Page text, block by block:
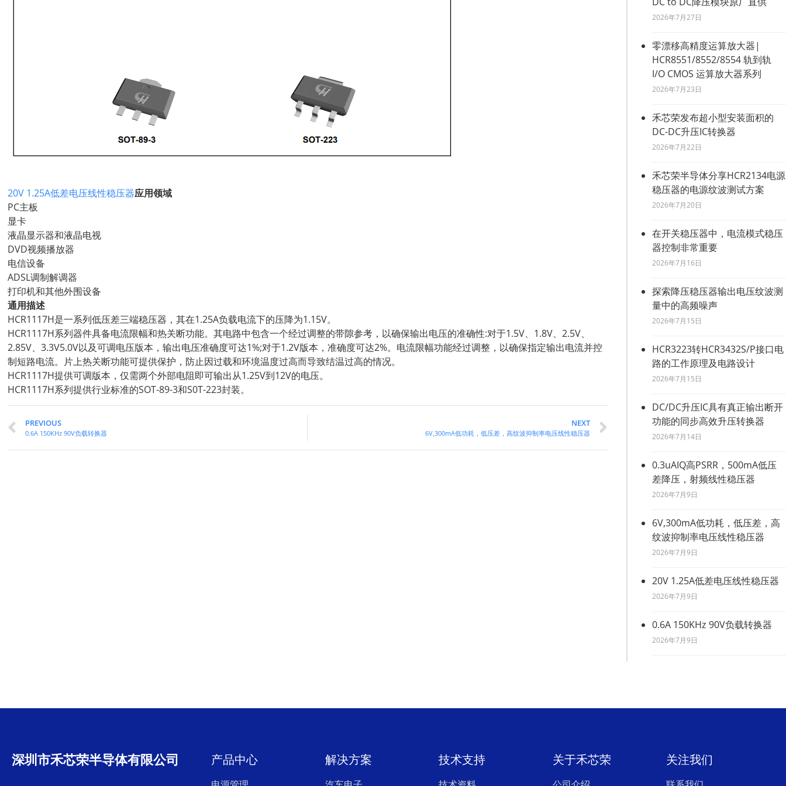
20V 1.25A低差电压线性稳压器应用领域
PC主板
显卡
液晶显示器和液晶电视
DVD视频播放器
电信设备
ADSL调制解调器
打印机和其他外围设备
通用描述
HCR1117H是一系列低压差三端稳压器，其在1.25A负载电流下的压降为1.15V。
HCR1117H系列器件具备电流限幅和热关断功能。其电路中包含一个经过调整的带隙参考，以确保输出电压的准确性:对于1.5V、1.8V、2.5V、
2.85V、3.3V5.0V以及可调电压版本，输出电压准确度可达1%;对于1.2V版本，准确度可达2%。电流限幅功能经过调整，以确保指定输出电流并控
制短路电流。片上热关断功能可提供保护，防止因过载和环境温度过高而导致结温过高的情况。
HCR1117H提供可调版本，仅需两个外部电阻即可输出从1.25V到12V的电压。
HCR1117H系列提供行业标准的SOT-89-3和S0T-223封装。
PREVIOUS
0.6A 150KHz 90V负载转换器
NEXT
6V,300mA低功耗，低压差，高纹波抑制率电压线性稳压器
2026年7月27日
零漂移高精度运算放大器|
HCR8551/8552/8554 轨到轨
I/O CMOS 运算放大器系列
2026年7月23日
禾芯荣发布超小型安装面积的
DC-DC升压IC转换器
2026年7月22日
禾芯荣半导体分享HCR2134电源
稳压器的电源纹波测试方案
2026年7月20日
在开关稳压器中，电流模式稳压
器控制非常重要
2026年7月16日
探索降压稳压器输出电压纹波测
量中的高频噪声
2026年7月15日
HCR3223转HCR3432S/P接口电
路的工作原理及电路设计
2026年7月15日
DC/DC升压IC具有真正输出断开
功能的同步高效升压转换器
2026年7月14日
0.3uAIQ高PSRR，500mA低压
差降压，射频线性稳压器
2026年7月9日
6V,300mA低功耗，低压差，高
纹波抑制率电压线性稳压器
2026年7月9日
20V 1.25A低差电压线性稳压器
2026年7月9日
0.6A 150KHz 90V负载转换器
2026年7月9日
深圳市禾芯荣半导体有限公司 产品中心 解决方案 技术支持 关于禾芯荣 关注我们